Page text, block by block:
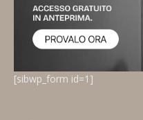
[sibwp_form id=1]